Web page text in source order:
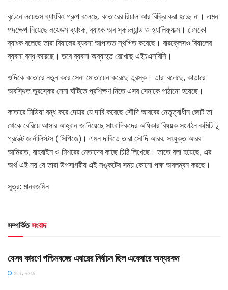
বৃটেনে লয়েডস ব্যাংকিং গ্রুপ বলেছে, কাতারের রিয়াল আর বিক্রি করা হচ্ছে না। এমন
পদক্ষেপ নিয়েছে লয়েডস ব্যাংক, ব্যাংক অব স্কটল্যান্ড ও হ্যালিফ্যাক্স। টেসকো
ব্যাংক বলেছে তারা রিয়ালের ব্যবসা আপাতত স্থগিত করেছে। বারক্লেসও রিয়ালের
ব্যবসা বন্ধ করেছে। তবে ব্যবসা অব্যাহত রেখেছে এইচএসবিসি।
ওদিকে কাতারে নতুন করে সেনা মোতায়েন করেছে তুরস্ক। তারা বলেছে, কাতারে
অবস্থিত তুরস্কের সেনা ঘাঁটিতে প্রশিক্ষণ নিতে এসব সেনাকে পাঠানো হয়েছে।
কাতারে মিডিয়া বন্ধ করে দেয়ার যে দাবি করেছে সৌদি আরবের নেতৃত্বাধীন জোট তা
থেকে বেরিয়ে আসার আহ্বান জানিয়েছে সাংবাদিকদের অধিকার বিষয়ক সংগঠন কমিটি টু
প্রটেক্ট জার্নালিস্টস ( সিপিজে)। এমন দাবিতে তারা সৌদি আরব, সংযুক্ত আরব
আমিরাত, বাহরাইন ও মিশরের নেতাদের কাছে চিঠি লিখেছে। তাতে বলা হয়েছে, এর
অর্থ এই নয় যে তারা উপসাগরীয় এই সঙ্কটের সময় কোনো পক্ষ অবলম্বন করছে।
সূত্র: মানবজমিন
সম্পর্কিতসংবাদ
HOME POST
যেসব কারণে পশ্চিমবঙ্গের এবারের নির্বাচন ছিল একেবারে অন্যরকম
মে ৪, ২০২৬